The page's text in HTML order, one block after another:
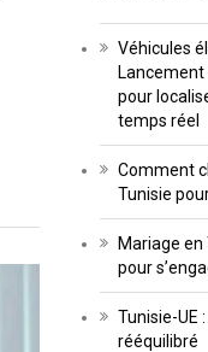
Véhicules
pour
temps réel
Comment
Tunisie
Mariage
pour
Tunisie-UE
rééquilibré